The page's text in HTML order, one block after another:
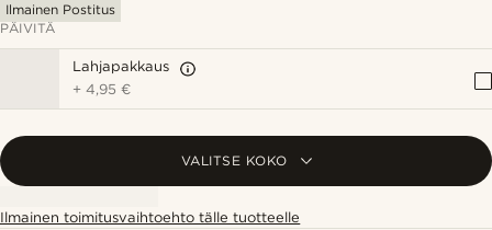
Ilmainen Postitus
PÄIVITÄ
Lahjapakkaus
+4,95 €
VALITSE KOKO
Ilmainen toimitusvaihtoehto tälle tuotteelle